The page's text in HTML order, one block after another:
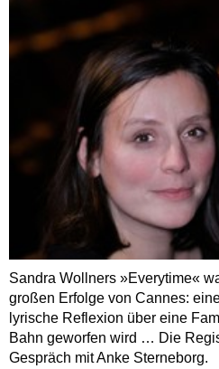
Sandra Wollners »Everytime«
großen Erfolge von Cannes:
lyrische Reflexion über eine
Bahn geworfen wird … Die
Gespräch mit Anke Sterneborg.